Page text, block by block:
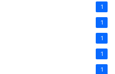
1
1
1
1
1